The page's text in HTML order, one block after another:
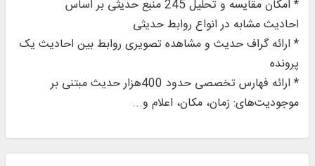
* امکان مقایسه و تحلیل 245 منبع حدیثی بر اساس
احادیث مشابه در انواع روابط حدیثی
* ارائه گراف حدیث و مشاهده تصویری روابط بین احادیث یک
پرونده
* ارائه فهارس تخصصی حدود 400هزار حدیث مبتنی بر
موجودیت‌های: زمان، مکان، اعلام و...